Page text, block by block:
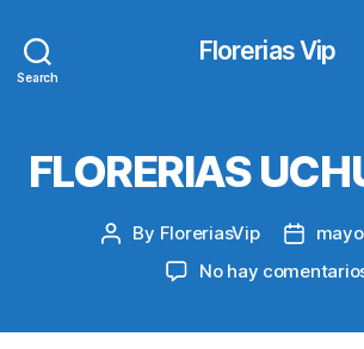
Search
Florerias Vip
FLORERIAS
Post
By FloreriasVip
Post
date
No hay